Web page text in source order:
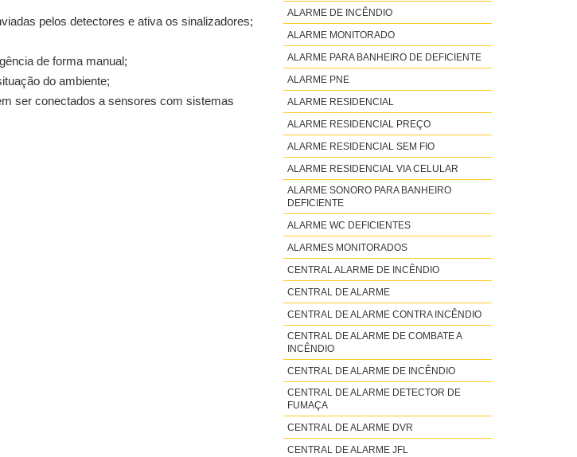
pelos detectores e ativa os sinalizadores;
de forma manual;
do ambiente;
ser conectados a sensores com sistemas
ALARME DE INCÊNDIO
ALARME MONITORADO
ALARME PARA BANHEIRO DE DEFICIENTE
ALARME PNE
ALARME RESIDENCIAL
ALARME RESIDENCIAL PREÇO
ALARME RESIDENCIAL SEM FIO
ALARME RESIDENCIAL VIA CELULAR
ALARME SONORO PARA BANHEIRO
DEFICIENTE
ALARME WC DEFICIENTES
ALARMES MONITORADOS
CENTRAL ALARME DE INCÊNDIO
CENTRAL DE ALARME
CENTRAL DE ALARME CONTRA INCÊNDIO
CENTRAL DE ALARME DE COMBATE A
INCÊNDIO
CENTRAL DE ALARME DE INCÊNDIO
CENTRAL DE ALARME DETECTOR DE
FUMAÇA
CENTRAL DE ALARME DVR
CENTRAL DE ALARME JFL